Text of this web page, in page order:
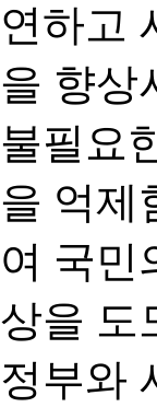
연하고
을 향상
불필요
을 억제
여 국민
상을 도
정부와